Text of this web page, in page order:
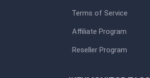
Terms of Service
Affiliate Program
Reseller Program